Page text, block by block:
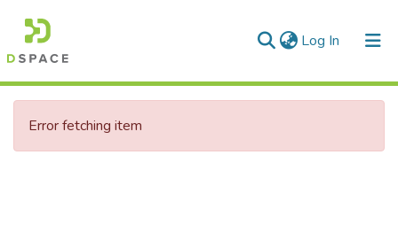
Log In (current)
Communities & Collections
All of DSpace
Error fetching item